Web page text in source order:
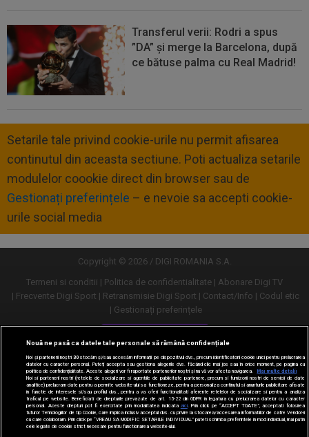
Transferul verii: Rodri a spus
”DA” și merge la Barcelona, după
ce bătuse palma cu Real Madrid!
Setarile tale privind cookie-urile nu permit afisarea
continutul din aceasta sectiune. Poti actualiza setarile
modulelor coookie direct din browser sau de
Gestionați preferințele – e nevoie sa accepti cookie-
urile social media
Copyright © 2026 / DIGI ROMANIA S.A.
Termeni si conditii
Politica de confidentialitate
Abonare Digi TV
Frecvente Digi Sport
Retransmisie Digi Sport Contact/Info
Codul etic
Gestionați preferințele
Versiune desktop
Nouă ne pasă ca datele tale personale să rămână confidențiale
Noi și partenerii noștri30stocăm și/sau accesăm informații pe dispozitivul dvs., precum identificatorii cookie unici pentru prelucrarea
datelor cu caracter personal. Puteți accepta sau gestiona alegerile dvs. făcând clic mai jos sau în orice moment, pe pagina cu
politica de confidențialitate. Aceste alegeri vor fi raportate partenerilor noștri și nu vă vor afecta navigarea.
Mai multe detalii
Noi si partenerii nostri (retelele de socializare si agentiile de publicitate partenere, precum si furnizorii nostri de servicii de date
analitice) prelucram date pentru a permite website-ului sa functioneze, pentru a personaliza continutul si anunturile publicitare afisate
in functie de interesele si/sau profilul dvs., pentru a va oferi functionalitati aferente retelelor de socializare si pentru a analiza
traficul pe website. Beneficiati de drepturile prevazute de art. 15-22 din GDPR in legatura cu prelucrarea datelor cu caracter
personal. Aceste drepturi pot fi exercitate prin modalitatea indicata aici. Prin click pe “ACCEPT TOATE”, acceptati folosirea
tuturor Tehnologiilor de tip Cookie, care implica inclusiv acceptul dvs. cu privire la stocarea/accesarea informatiilor de catre Vendor-ii
cu care colaboram. Prin click pe “VREAU SA MODIFIC SETARILE INDIVIDUAL” puteti schimba preferintele in mod individual, mai putin
cele legate de cookie strict necesare pentru functionarea website-ului.